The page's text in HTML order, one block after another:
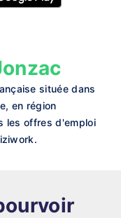
située dans
en région
les offres d'emploi